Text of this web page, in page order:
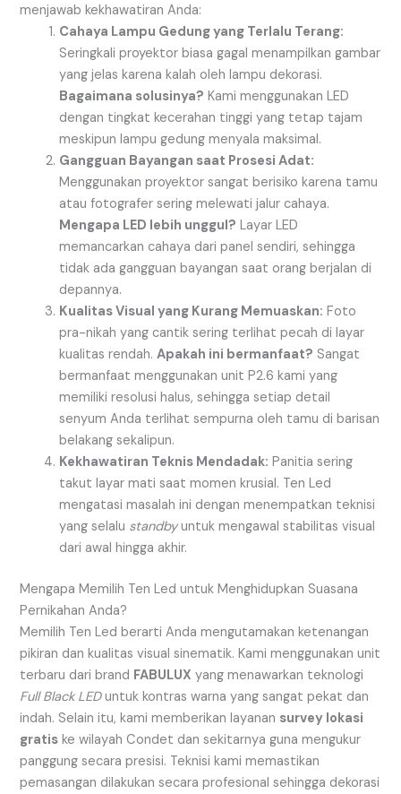
menjawab kekhawatiran Anda:
Cahaya Lampu Gedung yang Terlalu Terang:
Seringkali proyektor biasa gagal menampilkan gambar
yang jelas karena kalah oleh lampu dekorasi.
Bagaimana solusinya? Kami menggunakan LED
dengan tingkat kecerahan tinggi yang tetap tajam
meskipun lampu gedung menyala maksimal.
Gangguan Bayangan saat Prosesi Adat:
Menggunakan proyektor sangat berisiko karena tamu
atau fotografer sering melewati jalur cahaya.
Mengapa LED lebih unggul? Layar LED
memancarkan cahaya dari panel sendiri, sehingga
tidak ada gangguan bayangan saat orang berjalan di
depannya.
Kualitas Visual yang Kurang Memuaskan: Foto
pra-nikah yang cantik sering terlihat pecah di layar
kualitas rendah.Apakah ini bermanfaat? Sangat
bermanfaat menggunakan unit P2.6 kami yang
memiliki resolusi halus, sehingga setiap detail
senyum Anda terlihat sempurna oleh tamu di barisan
belakang sekalipun.
Kekhawatiran Teknis Mendadak: Panitia sering
takut layar mati saat momen krusial. Ten Led
mengatasi masalah ini dengan menempatkan teknisi
yang selalu standbyuntuk mengawal stabilitas visual
dari awal hingga akhir.
Mengapa Memilih Ten Led untuk Menghidupkan Suasana
Pernikahan Anda?
Memilih Ten Led berarti Anda mengutamakan ketenangan
pikiran dan kualitas visual sinematik. Kami menggunakan unit
terbaru dari brand FABULUX yang menawarkan teknologi
Full Black LEDuntuk kontras warna yang sangat pekat dan
indah. Selain itu, kami memberikan layanan survey lokasi
gratis ke wilayah Condet dan sekitarnya guna mengukur
panggung secara presisi. Teknisi kami memastikan
pemasangan dilakukan secara profesional sehingga dekorasi